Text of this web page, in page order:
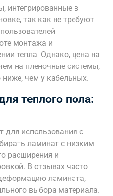
интегрированные в
так как не требуют
монтажа и
тепла. Однако, цена на
на пленочные системы,
чем у кабельных.
теплого пола:
для использования с
ламинат с низким
расширения и
В отзывах часто
ламината,
выбора материала.